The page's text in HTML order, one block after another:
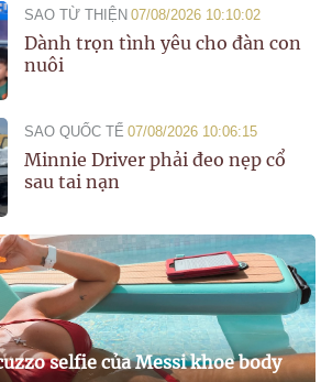
SAO TỪ THIỆN 07/08/2026 10:10:02
Dành trọn tình yêu cho đàn con
nuôi
SAO QUỐC TẾ 07/08/2026 10:06:15
Minnie Driver phải đeo nẹp cổ
sau tai nạn
selfie của Messi khoe body